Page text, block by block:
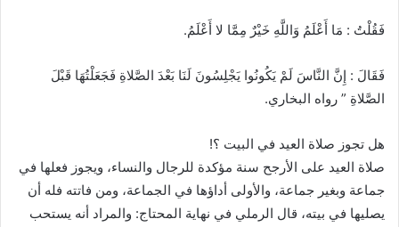
فَقُلْتُ : مَا أَعْلَمُ وَاللَّهِ خَيْرٌ مِمَّا لا أَعْلَمُ.
فَقَالَ : إِنَّ النَّاسَ لَمْ يَكُونُوا يَجْلِسُونَ لَنَا بَعْدَ الصَّلاةِ فَجَعَلْتُهَا قَبْلَ
الصَّلاةِ ” رواه البخاري.
هل تجوز صلاة العيد في البيت ؟!
صلاة العيد على الأرجح سنة مؤكدة للرجال والنساء، ويجوز فعلها في
جماعة وبغير جماعة، والأولى أداؤها في الجماعة، ومن فاتته فله أن
يصليها في بيته، قال الرملي في نهاية المحتاج: والمراد أنه يستحب